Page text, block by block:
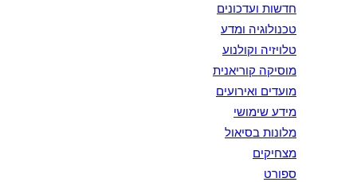
חדשות ועדכונים
טכנולוגיה ומדע
טלויזיה וקולנוע
מוסיקה קוריאנית
מועדים ואירועים
מידע שימושי
מלונות בסיאול
מצחיקים
ספורט